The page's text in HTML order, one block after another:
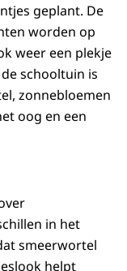
geplant. De
worden op
weer een plekje
schooltuin is
zonnebloemen
oog en een
in het
smeerwortel
helpt